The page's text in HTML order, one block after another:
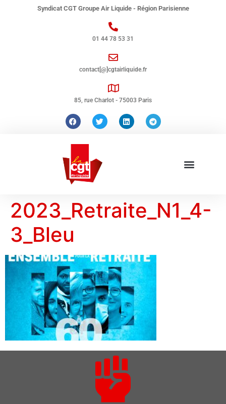
Syndicat CGT Groupe Air Liquide - Région Parisienne
01 44 78 53 31
contact[@]cgtairliquide.fr
85, rue Charlot - 75003 Paris
2023_Retraite_N1_4-
3_Bleu